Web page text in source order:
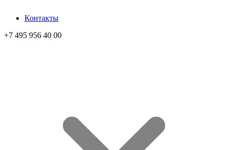
Контакты
+7 495 956 40 00